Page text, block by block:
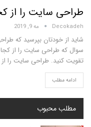
را از کجا
مه 9, 2019
بپرسید که طراحی سایت را
سایت را از کجا شروع کنیم
طراحی سایت را از کجا شروع